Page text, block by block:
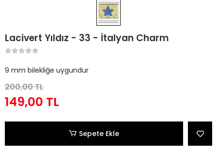
Lacivert Yıldız - 33 - İtalyan Charm
9 mm bilekliğe uygundur
200,00 TL
149,00 TL
Sepete Ekle